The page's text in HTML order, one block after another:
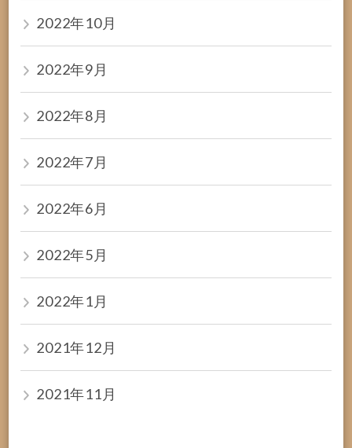
2022年10月
2022年9月
2022年8月
2022年7月
2022年6月
2022年5月
2022年1月
2021年12月
2021年11月